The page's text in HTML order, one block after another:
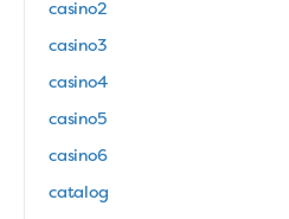
casino2
casino3
casino4
casino5
casino6
catalog